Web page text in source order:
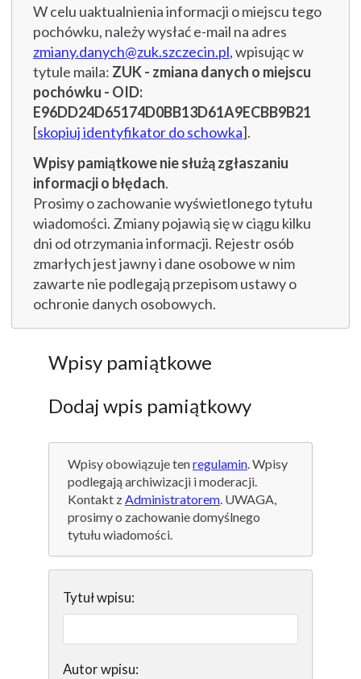
W celu uaktualnienia informacji o miejscu tego
pochówku, należy wysłać e-mail na adres
zmiany.danych@zuk.szczecin.pl, wpisując w
tytule maila: ZUK - zmiana danych o miejscu
pochówku - OID:
E96DD24D65174D0BB13D61A9ECBB9B21
[skopiuj identyfikator do schowka].
Wpisy pamiątkowe nie służą zgłaszaniu
informacji o błędach.
Prosimy o zachowanie wyświetlonego tytułu
wiadomości. Zmiany pojawią się w ciągu kilku
dni od otrzymania informacji. Rejestr osób
zmarłych jest jawny i dane osobowe w nim
zawarte nie podlegają przepisom ustawy o
ochronie danych osobowych.
Wpisy pamiątkowe
Dodaj wpis pamiątkowy
Wpisy obowiązuje tenregulamin. Wpisy
podlegają archiwizacji i moderacji.
Kontakt zAdministratorem. UWAGA,
prosimy o zachowanie domyślnego
tytułu wiadomości.
Tytuł wpisu:
Autor wpisu: